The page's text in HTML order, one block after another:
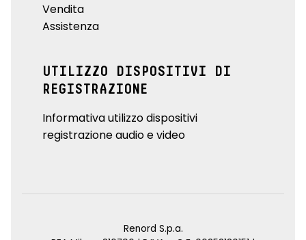
Vendita
Assistenza
UTILIZZO DISPOSITIVI DI
REGISTRAZIONE
Informativa utilizzo dispositivi
registrazione audio e video
Renord S.p.a.